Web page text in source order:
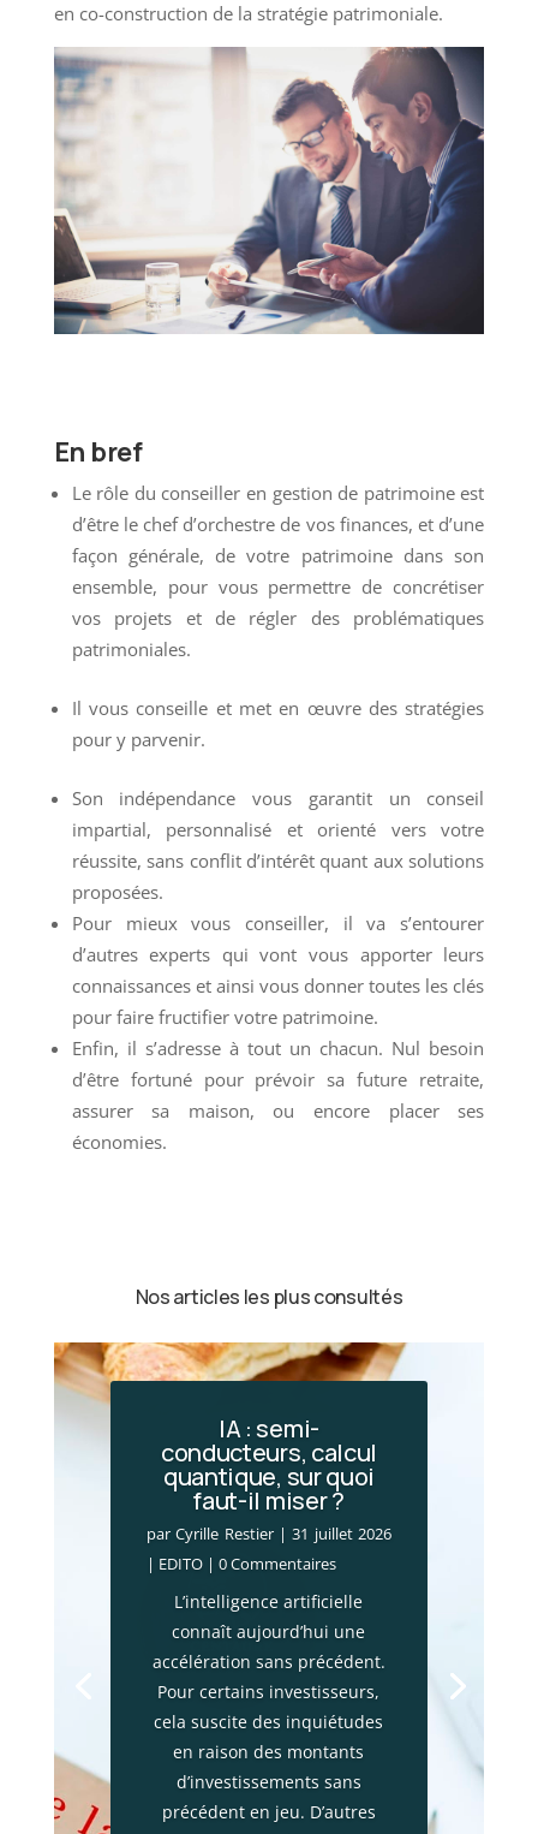
en co-construction de la stratégie patrimoniale.
En bref
Le rôle du conseiller en gestion de patrimoine est
d’être le chef d’orchestre de vos finances, et d’une
façon générale, de votre patrimoine dans son
ensemble, pour vous permettre de concrétiser
vos projets et de régler des problématiques
patrimoniales.
Il vous conseille et met en œuvre des stratégies
pour y parvenir.
Son indépendance vous garantit un conseil
impartial, personnalisé et orienté vers votre
réussite, sans conflit d’intérêt quant aux solutions
proposées.
Pour mieux vous conseiller, il va s’entourer
d’autres experts qui vont vous apporter leurs
connaissances et ainsi vous donner toutes les clés
pour faire fructifier votre patrimoine.
Enfin, il s’adresse à tout un chacun. Nul besoin
d’être fortuné pour prévoir sa future retraite,
assurer sa maison, ou encore placer ses
économies.
Nos articles les plus consultés
IA : semi-
conducteurs, calcul
quantique, sur quoi
faut-il miser ?
parCyrille Restier|31 juillet 2026
| EDITO| 0 Commentaires
L’intelligence artificielle
connaît aujourd’hui une
accélération sans précédent.
Pour certains investisseurs,
cela suscite des inquiétudes
en raison des montants
d’investissements sans
précédent en jeu. D’autres
Incendies en Gironde
: le choc économique
parCyrille Restier
28 juillet 2026
patrimoniales| 0 Commentaires
Les mégafeux qui frappent la
Gironde ne constituent pas
seulement une catastrophe
environnementale. Ces
incendies provoquent
également un choc